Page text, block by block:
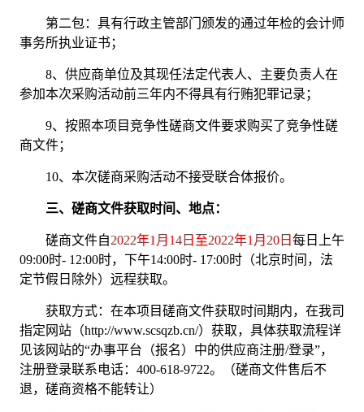
第二包：具有行政主管部门颁发的通过年检的会计师
事务所执业证书 ；
8、 供应商单位及其现任法定代表人、主要负责人在
参加本次采购活动前三年内不得具有行贿犯罪记录；
9、按照本项目竞争性磋商文件要求购买了竞争性磋
商文件；
10、本次磋商采购活动不接受联合体报价。
三、磋商文件获取时间、地点：
磋商文件自2022年1 月 14日至2022年1 月 20日 每日上午
09:00时- 12:00时，下午14:00时- 17:00时（北京时间，法
定节假日除外） 远程获取。
获取方式：在本项目磋商文件获取时间期内，在我司
指定网站（http://www.scsqzb.cn/）获取，具体获取流程详
见该网站的“办事平台（报名）中的供应商注册/登录”，
注册登录联系电话： 400-618-9722。（磋商文件售后不
退，磋商资格不能转让）